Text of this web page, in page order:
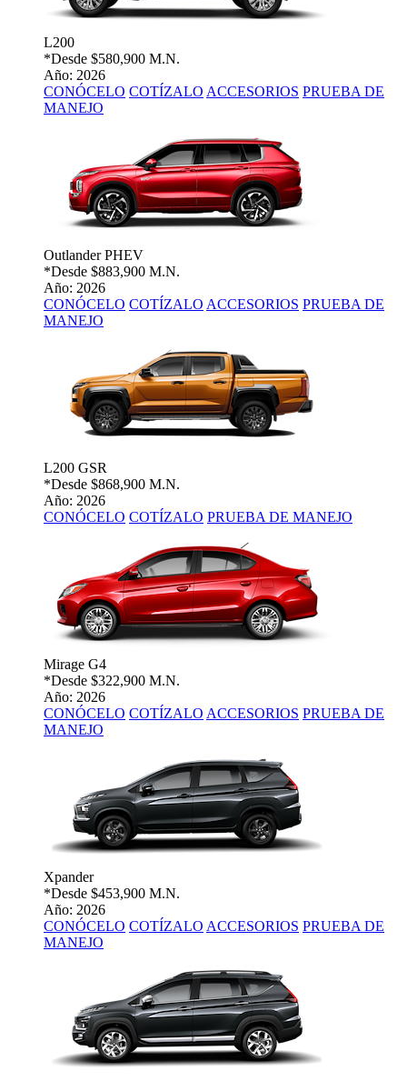
L200
*Desde $580,900 M.N.
Año: 2026
CONÓCELO COTÍZALO ACCESORIOS PRUEBA DE
MANEJO
Outlander PHEV
*Desde $883,900 M.N.
Año: 2026
CONÓCELO COTÍZALO ACCESORIOS PRUEBA DE
MANEJO
L200 GSR
*Desde $868,900 M.N.
Año: 2026
CONÓCELO COTÍZALO PRUEBA DE MANEJO
Mirage G4
*Desde $322,900 M.N.
Año: 2026
CONÓCELO COTÍZALO ACCESORIOS PRUEBA DE
MANEJO
Xpander
*Desde $453,900 M.N.
Año: 2026
CONÓCELO COTÍZALO ACCESORIOS PRUEBA DE
MANEJO